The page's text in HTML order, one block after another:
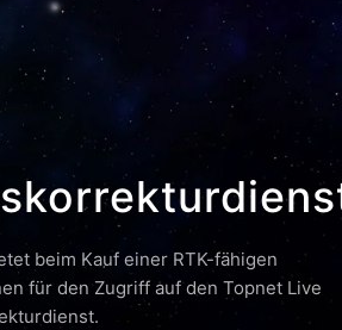
beim Kauf einer RTK-fähigen
für den Zugriff auf den Topnet Live